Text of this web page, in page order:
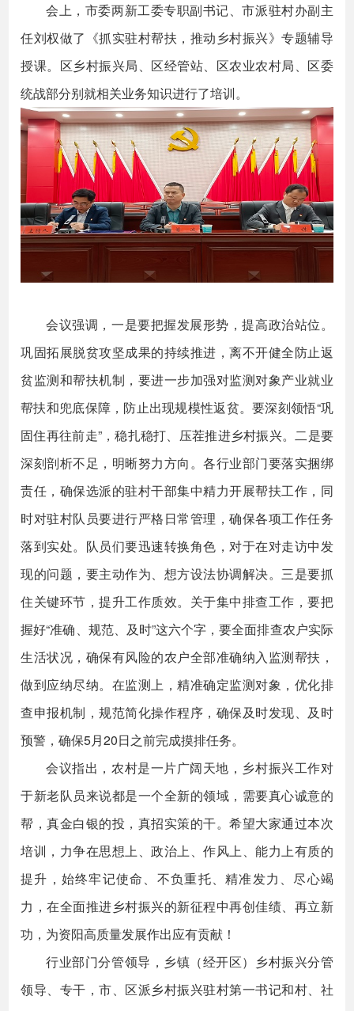
会上，市委两新工委专职副书记、市派驻村办副主
任刘权做了《抓实驻村帮扶，推动乡村振兴》专题辅导
授课。区乡村振兴局、区经管站、区农业农村局、区委
统战部分别就相关业务知识进行了培训。
会议强调，一是要把握发展形势，提高政治站位。
巩固拓展脱贫攻坚成果的持续推进，离不开健全防止返
贫监测和帮扶机制，要进一步加强对监测对象产业就业
帮扶和兜底保障，防止出现规模性返贫。要深刻领悟“巩
固住再往前走”，稳扎稳打、压茬推进乡村振兴。二是要
深刻剖析不足，明晰努力方向。各行业部门要落实捆绑
责任，确保选派的驻村干部集中精力开展帮扶工作，同
时对驻村队员要进行严格日常管理，确保各项工作任务
落到实处。队员们要迅速转换角色，对于在对走访中发
现的问题，要主动作为、想方设法协调解决。三是要抓
住关键环节，提升工作质效。关于集中排查工作，要把
握好“准确、规范、及时”这六个字，要全面排查农户实际
生活状况，确保有风险的农户全部准确纳入监测帮扶，
做到应纳尽纳。在监测上，精准确定监测对象，优化排
查申报机制，规范简化操作程序，确保及时发现、及时
预警，确保5月20日之前完成摸排任务。
会议指出，农村是一片广阔天地，乡村振兴工作对
于新老队员来说都是一个全新的领域，需要真心诚意的
帮，真金白银的投，真招实策的干。希望大家通过本次
培训，力争在思想上、政治上、作风上、能力上有质的
提升，始终牢记使命、不负重托、精准发力、尽心竭
力，在全面推进乡村振兴的新征程中再创佳绩、再立新
功，为资阳高质量发展作出应有贡献！
行业部门分管领导，乡镇（经开区）乡村振兴分管
领导、专干，市、区派乡村振兴驻村第一书记和村、社